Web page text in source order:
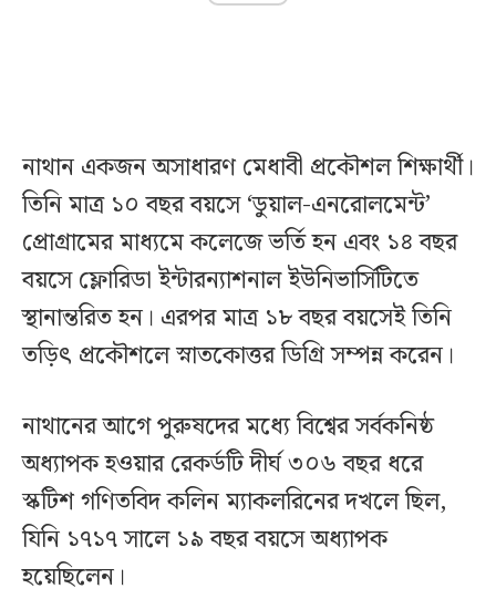
নাথান একজন অসাধারণ মেধাবী প্রকৌশল শিক্ষার্থী।
তিনি মাত্র ১০ বছর বয়সে ‘ডুয়াল-এনরোলমেন্ট’
প্রোগ্রামের মাধ্যমে কলেজে ভর্তি হন এবং ১৪ বছর
বয়সে ফ্লোরিডা ইন্টারন্যাশনাল ইউনিভার্সিটিতে
স্থানান্তরিত হন। এরপর মাত্র ১৮ বছর বয়সেই তিনি
তড়িৎ প্রকৌশলে স্নাতকোত্তর ডিগ্রি সম্পন্ন করেন।
নাথানের আগে পুরুষদের মধ্যে বিশ্বের সর্বকনিষ্ঠ
অধ্যাপক হওয়ার রেকর্ডটি দীর্ঘ ৩০৬ বছর ধরে
স্কটিশ গণিতবিদ কলিন ম্যাকলরিনের দখলে ছিল,
যিনি ১৭১৭ সালে ১৯ বছর বয়সে অধ্যাপক
হয়েছিলেন।